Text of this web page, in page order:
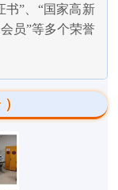
书”、“国家高新
员”等多个荣誉